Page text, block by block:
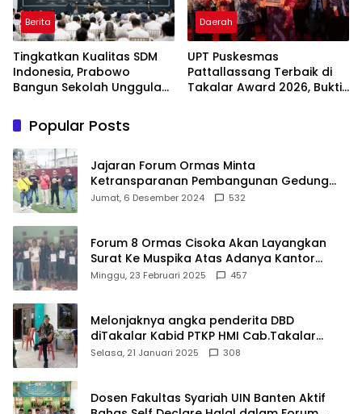
Berita
Tingkatkan Kualitas SDM
Indonesia, Prabowo
Bangun Sekolah Unggulan
Terbaik Dunia
Daerah
UPT Puskesmas
Pattallassang Terbaik di
Takalar Award 2026, Bukti
Popular Posts
Jajaran Forum Ormas Minta
Ketransparanan Pembangunan Gedung
Damkar Di Kecamatan Cisoka
Jumat, 6 Desember 2024 532
Forum 8 Ormas Cisoka Akan Layangkan
Surat Ke Muspika Atas Adanya Kantor
Matel di Cisoka
Minggu, 23 Februari 2025 457
Melonjaknya angka penderita DBD
diTakalar Kabid PTKP HMI Cab.Takalar
angkat bicara
Selasa, 21 Januari 2025 308
Dosen Fakultas Syariah UIN Banten Aktif